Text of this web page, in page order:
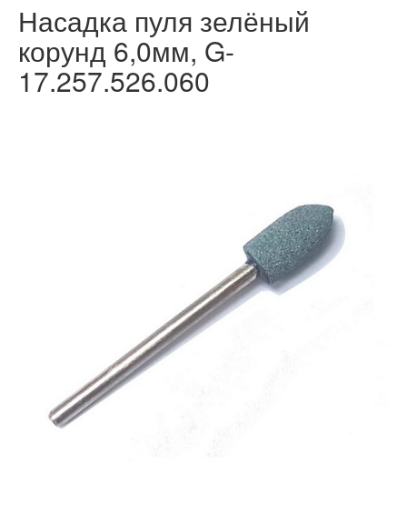
Насадка пуля зелёный
корунд 6,0мм, G-
17.257.526.060